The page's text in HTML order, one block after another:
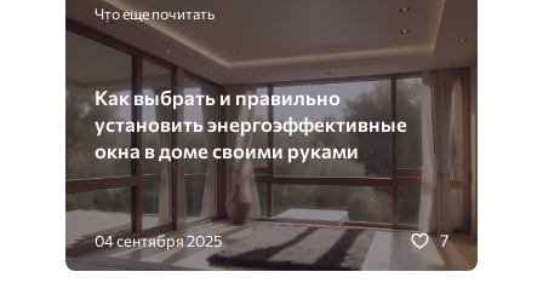
Что еще почитать
Как выбрать и правильно
установить энергоэффективные
окна в доме своими руками
04 сентября 2025 7